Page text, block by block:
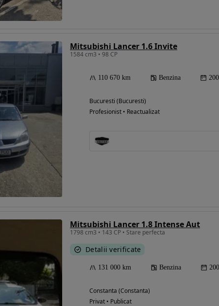
Eligibil pentru
finantare
Mitsubishi Lancer 1.6 Invite
1584 cm3 • 98 CP
110 670 km Benzina
Bucuresti (Bucuresti)
Profesionist • Reactualizat
Mitsubishi Lancer 1.8 Intense Aut
1798 cm3 • 143 CP • Stare perfecta
Detalii verificate
131 000 km Benzina
Constanta (Constanta)
Privat • Publicat